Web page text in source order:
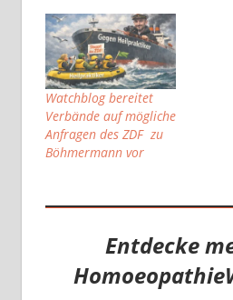
Watchblog bereitet
Verbände auf mögliche
Anfragen des ZDF zu
Böhmermann vor
Entdecke